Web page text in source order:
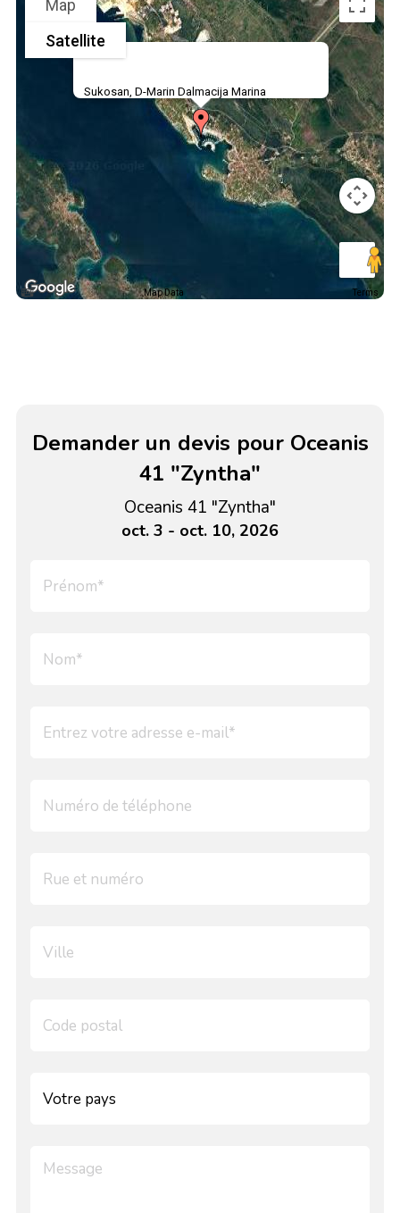
Sukosan, D-Marin Dalmacija Marina
Map
Satellite
Map Data Terms
Demander un devis pour Oceanis
41 "Zyntha"
Oceanis 41 "Zyntha"
oct. 3 - oct. 10, 2026